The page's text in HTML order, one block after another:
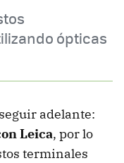
ópticas
adelante:
Leica, por lo
terminales